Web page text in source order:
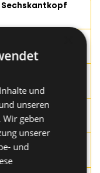
Sechskantkopf
und mehr
der
lang für
und
unseren
Wir geben
unserer
und